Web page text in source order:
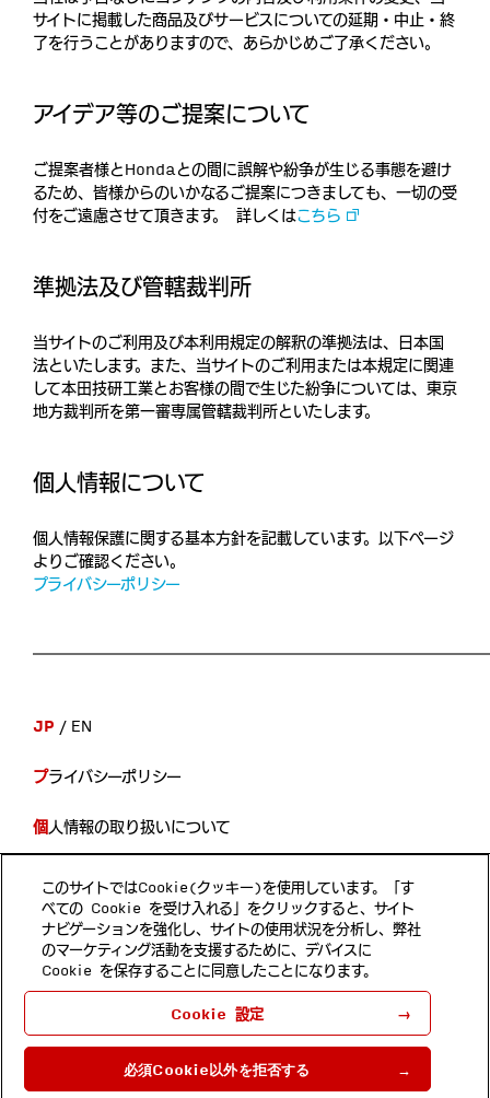
サイトに掲載した商品及びサービスについての延期・中止・終
了を行うことがありますので、あらかじめご了承ください。
アイデア等のご提案について
ご提案者様とHondaとの間に誤解や紛争が生じる事態を避け
るため、皆様からのいかなるご提案につきましても、一切の受
付をご遠慮させて頂きます。 詳しくはこちら
準拠法及び管轄裁判所
当サイトのご利用及び本利用規定の解釈の準拠法は、日本国
法といたします。また、当サイトのご利用または本規定に関連
して本田技研工業とお客様の間で生じた紛争については、東京
地方裁判所を第一審専属管轄裁判所といたします。
個人情報について
個人情報保護に関する基本方針を記載しています。以下ページ
よりご確認ください。
プライバシーポリシー
JP
EN
プライバシーポリシー
個人情報の取り扱いについて
開示等の手続き
当サイトのご利用について
Follow us
ホンダ・リサーチ・インスティチュート・ジャパン 埼玉県和
光市本町8-1
Copyright © 2022 by Honda Research
このサイトではCookie(クッキー)を使用しています。「す
べての Cookie を受け入れる」をクリックすると、サイト
ナビゲーションを強化し、サイトの使用状況を分析し、弊社
のマーケティング活動を支援するために、デバイスに
Cookie を保存することに同意したことになります。
Cookie 設定
必須Cookie以外を拒否する